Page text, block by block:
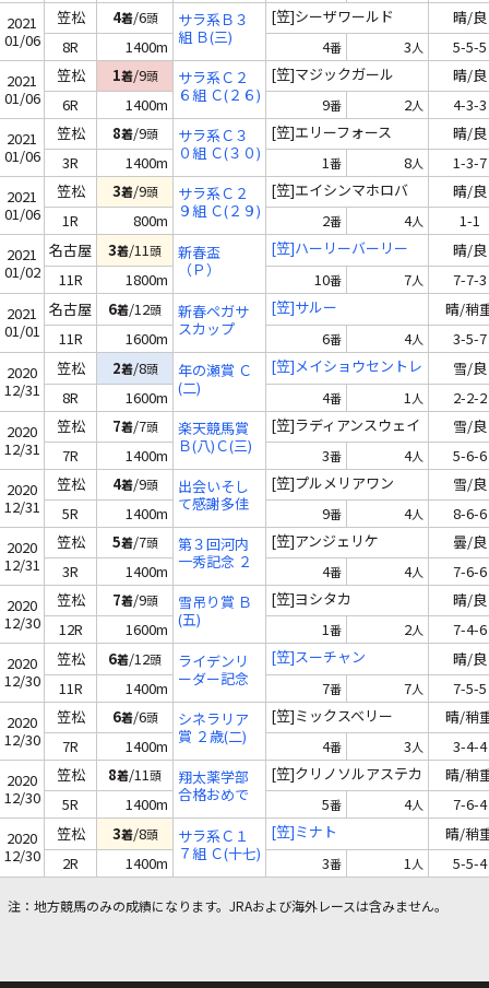
(十八)
2021
01/06
笠松 4着/6頭
サラ系Ｂ３
組 Ｂ(三)
[笠]シーザワールド
晴/良
8R
1400m 4番 3人
5-5-5
2021
01/06
笠松 1着/9頭
サラ系Ｃ２
６組 Ｃ(２６)
[笠]マジックガール
晴/良
6R
1400m 9番 2人
4-3-3
2021
01/06
笠松 8着/9頭
サラ系Ｃ３
０組 Ｃ(３０)
[笠]エリーフォース
晴/良
3R
1400m 1番 8人
1-3-7
2021
01/06
笠松 3着/9頭
サラ系Ｃ２
９組 Ｃ(２９)
[笠]エイシンマホロバ
晴/良
1R
800m 2番 4人
1-1
2021
01/02
名古屋 3着/11頭
新春盃
（Ｐ）
[笠]ハーリーバーリー
晴/良
11R
1800m 10番 7人
7-7-3
2021
01/01
名古屋 6着/12頭
新春ペガサ
スカップ
[笠]サルー
晴/稍
11R
1600m 6番 4人
3-5-7
2020
12/31
笠松 2着/8頭
年の瀬賞 Ｃ
(二)
[笠]メイショウセントレ
雪/良
8R
1600m 4番 1人
2-2-2
2020
12/31
笠松 7着/7頭
楽天競馬賞
Ｂ(八)Ｃ(三)
[笠]ラディアンスウェイ
雪/良
7R
1400m 3番 4人
5-6-6
2020
12/31
笠松 4着/9頭
出会いそし
て感謝多佳
[笠]プルメリアワン
雪/良
5R
1400m 9番 4人
8-6-6
2020
12/31
笠松 5着/7頭
第３回河内
一秀記念 ２
[笠]アンジェリケ
曇/良
3R
1400m 4番 4人
7-6-6
2020
12/30
笠松 7着/9頭
雪吊り賞 Ｂ
(五)
[笠]ヨシタカ
晴/良
12R
1600m 1番 2人
7-4-6
2020
12/30
笠松 6着/12頭
ライデンリ
ーダー記念
[笠]スーチャン
晴/良
11R
1400m 7番 7人
7-5-5
2020
12/30
笠松 6着/6頭
シネラリア
賞 ２歳(二)
[笠]ミックスベリー
晴/稍
7R
1400m 4番 3人
3-4-4
2020
12/30
笠松 8着/11頭
翔太薬学部
合格おめで
(八)
[笠]クリノソルアステカ
晴/稍
5R
1400m 5番 4人
7-6-4
2020
12/30
笠松 3着/8頭
サラ系Ｃ１
７組 Ｃ(十七)
[笠]ミナト
晴/稍
2R
1400m 3番 1人 5-5-4
注：地方競馬のみの成績になります。JRAおよび海外レースは含みません。